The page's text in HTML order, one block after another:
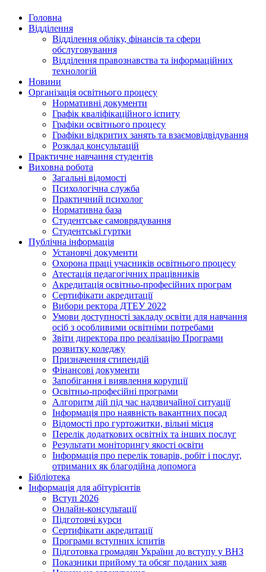
Головна
Відділення
Відділення обліку, фінансів та сфери
обслуговування
Відділення правознавства та інформаційних
технологій
Новини
Організація освітнього процесу
Нормативні документи
Графік кваліфікаційного іспиту
Графіки освітнього процесу
Графіки відкритих занять та взаємовідвідування
Розклад консультацій
Практичне навчання студентів
Виховна робота
Загальні відомості
Психологічна служба
Практичний психолог
Нормативна база
Студентське самоврядування
Студентські гуртки
Публічна інформація
Установчі документи
Охорона праці учасників освітнього процесу
Атестація педагогічних працівників
Акредитація освітньо-професійних програм
Сертифікати акредитації
Вибори ректора ДТЕУ 2022
Умови доступності закладу освіти для навчання
осіб з особливими освітніми потребами
Звіти директора про реалізацію Програми
розвитку коледжу
Призначення стипендій
Фінансові документи
Запобігання і виявлення корупції
Освітньо-професійні програми
Алгоритм дій під час надзвичайної ситуації
Інформація про наявність вакантних посад
Відомості про гуртожитки, вільні місця
Перелік додаткових освітніх та інших послуг
Результати моніторингу якості освіти
Інформація про перелік товарів, робіт і послуг,
отриманих як благодійна допомога
Бібліотека
Інформація для абітурієнтів
Вступ 2026
Онлайн-консультації
Підготовчі курси
Сертифікати акредитації
Програми вступних іспитів
Підготовка громадян України до вступу у ВНЗ
Показники прийому та обсяг поданих заяв